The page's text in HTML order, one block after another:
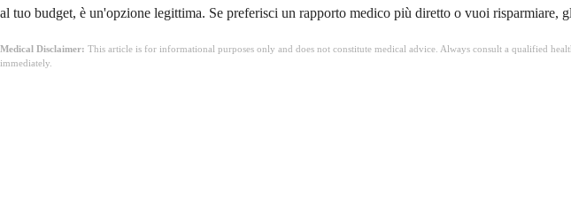
al tuo budget, è un'opzione legittima. Se preferisci un rapporto medico più diretto o vuoi risparmiare,
Medical Disclaimer: This article is for informational purposes only and does not constitute medical advice. Always consult a qualified
immediately.